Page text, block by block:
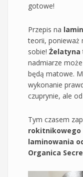
gotowe!
Przepis na
teorii, ponieważ
sobie! Żelatyna
nadmiarze
będą matowe.
wykonanie
czuprynie, ale
Tym czasem
rokitnikowego
laminowania
Organica